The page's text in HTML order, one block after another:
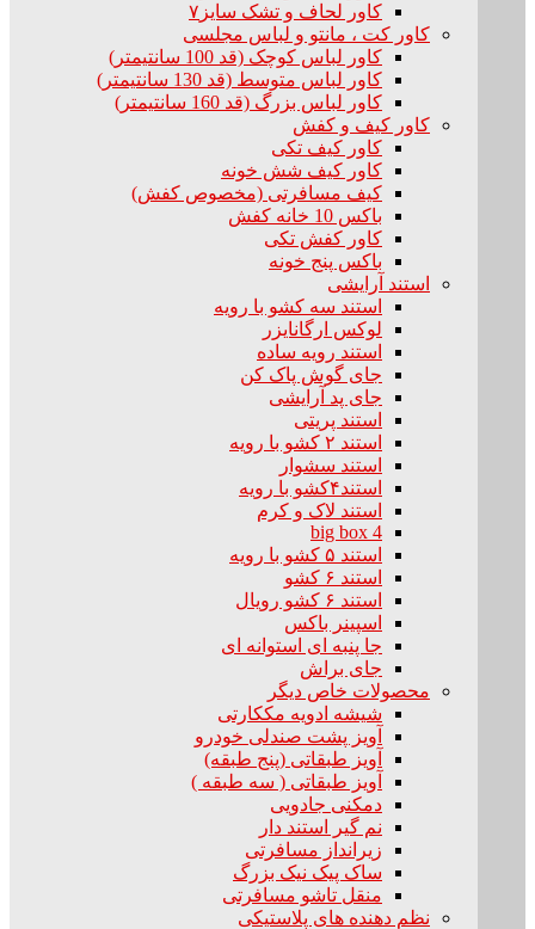
کاور لحاف و تشک سایز۷
کاور کت ، مانتو و لباس مجلسی
کاور لباس کوچک (قد 100 سانتیمتر)
کاور لباس متوسط (قد 130 سانتیمتر)
کاور لباس بزرگ (قد 160 سانتیمتر)
کاور کیف و کفش
کاور کیف تکی
کاور کیف شش خونه
کیف مسافرتی (مخصوص کفش)
باکس 10 خانه کفش
کاور کفش تکی
باکس پنج خونه
استند آرایشی
استند سه کشو با رویه
لوکس ارگانایزر
استند رویه ساده
جای گوش پاک کن
جای پد آرایشی
استند پریتی
استند ۲ کشو با رویه
استند سشوار
استند۴کشو با رویه
استند لاک و کرم
big box 4
استند ۵ کشو با رویه
استند ۶ کشو
استند ۶ کشو رویال
اسپینر باکس
جا پنبه ای استوانه ای
جای براش
محصولات خاص دیگر
شیشه ادویه مککارتی
آویز پشت صندلی خودرو
آویز طبقاتی (پنج طبقه)
آویز طبقاتی ( سه طبقه )
دمکنی جادویی
نم گیر استند دار
زیرانداز مسافرتی
ساک پیک نیک بزرگ
منقل تاشو مسافرتی
نظم دهنده های پلاستیکی